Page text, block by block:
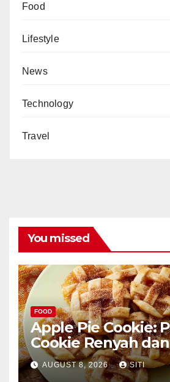
Food
Lifestyle
News
Technology
Travel
You missed
FOOD
Apple Pie Cookie:
Cookie Renyah
AUGUST 8, 2026 SITI